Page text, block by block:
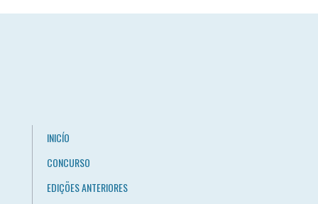
INICÍO
CONCURSO
EDIÇÕES ANTERIORES